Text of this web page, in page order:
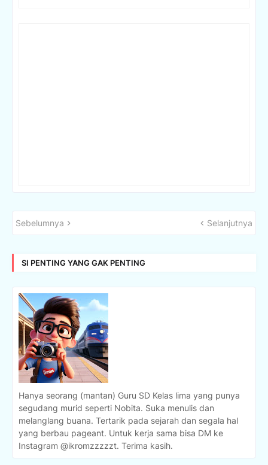
Sebelumnya Selanjutnya
SI PENTING YANG GAK PENTING
Hanya seorang (mantan) Guru SD Kelas lima yang punya
segudang murid seperti Nobita. Suka menulis dan
melanglang buana. Tertarik pada sejarah dan segala hal
yang berbau pageant. Untuk kerja sama bisa DM ke
Instagram @ikromzzzzzt. Terima kasih.